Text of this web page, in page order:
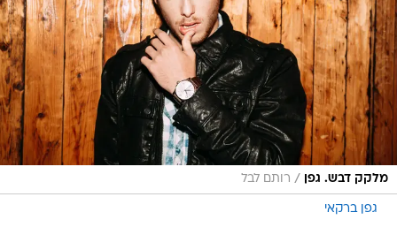
מלקק דבש. גפן / רותם לבל
גפן ברקאי